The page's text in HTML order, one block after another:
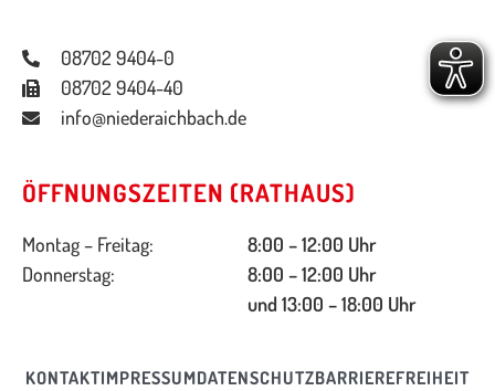
08702 9404-0
08702 9404-40
info@niederaichbach.de
ÖFFNUNGSZEITEN (RATHAUS)
Montag – Freitag:
8:00 – 12:00 Uhr
Donnerstag:
8:00 – 12:00 Uhr
und 13:00 – 18:00 Uhr
KONTAKTIMPRESSUMDATENSCHUTZBARRIEREFREIHEIT